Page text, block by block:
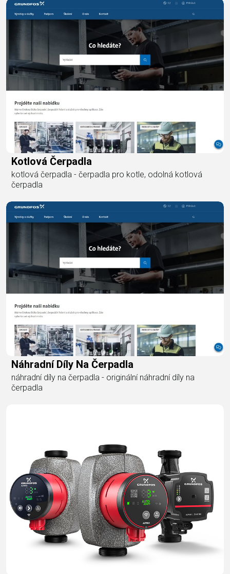
Kotlová Čerpadla
kotlová čerpadla - čerpadla pro kotle, odolná kotlová
čerpadla
Náhradní Díly Na Čerpadla
náhradní díly na čerpadla - originální náhradní díly na
čerpadla